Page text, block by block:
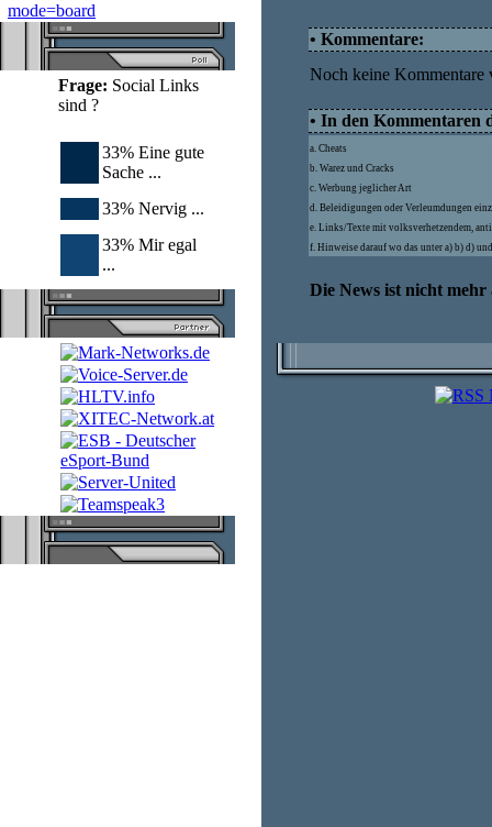
Frage: Social Links
sind ?
33% Eine gute
Sache ...
33% Nervig ...
33% Mir egal
...
• Kommentare:
Noch keine Kommentare
• In den Kommentaren
a. Cheats
b. Warez und Cracks
c. Werbung jeglicher Art
d. Beleidigungen oder Verleumdungen
e. Links/Texte mit volksverhetzendem,
f. Hinweise darauf wo das unter a) b) d)
Die News ist nicht